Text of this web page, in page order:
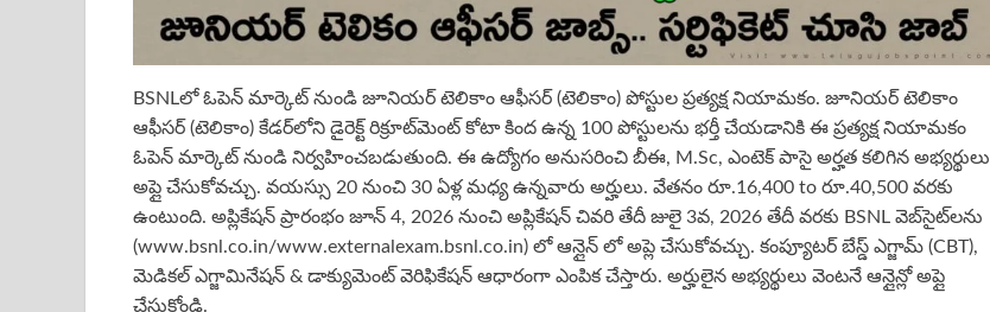
BSNLలో ఓపెన్ మార్కెట్ నుండి జూనియర్ టెలికాం ఆఫీసర్ (టెలికాం) పోస్టుల ప్రత్యక్ష నియామకం. జూనియర్ టెలికాం
ఆఫీసర్ (టెలికాం) కేడర్‌లోని డైరెక్ట్ రిక్రూట్‌మెంట్ కోటా కింద ఉన్న 100 పోస్టులను భర్తీ చేయడానికి ఈ ప్రత్యక్ష నియామకం
ఓపెన్ మార్కెట్ నుండి నిర్వహించబడుతుంది. ఈ ఉద్యోగం అనుసరించి బీఈ, M.Sc, ఎంటెక్ పాసై అర్హత కలిగిన అభ్యర్థులు
అప్లై చేసుకోవచ్చు. వయస్సు 20 నుంచి 30 ఏళ్ల మధ్య ఉన్నవారు అర్హులు. వేతనం రూ.16,400 to రూ.40,500 వరకు
ఉంటుంది. అప్లికేషన్ ప్రారంభం జూన్ 4, 2026 నుంచి అప్లికేషన్ చివరి తేదీ జులై 3వ, 2026 తేదీ వరకు BSNL వెబ్‌సైట్‌లను
(www.bsnl.co.in/www.externalexam.bsnl.co.in) లో ఆన్లైన్ లో అప్లె చేసుకోవచ్చు. కంప్యూటర్ బేస్డ్ ఎగ్జామ్ (CBT),
మెడికల్ ఎగ్జామినేషన్ & డాక్యుమెంట్ వెరిఫికేషన్ ఆధారంగా ఎంపిక చేస్తారు. అర్హులైన అభ్యర్థులు వెంటనే ఆన్లైన్లో అప్లై
చేసుకోండి.